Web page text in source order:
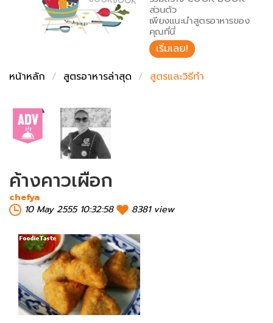
เปรียบเทียบอุณหภูมิ
เปรียบเทียบน้ำหนักวัตถุดิบ
ส่วนตัว
เพียงแนะนำสูตรอาหารของ
คุณที่นี่
เริ่มเลย!
หน้าหลัก
สูตรอาหารล่าสุด สูตรและวิธีทำ
ค้างคาวเผือก
chefya
10 May 2555 10:32:58
8381 view